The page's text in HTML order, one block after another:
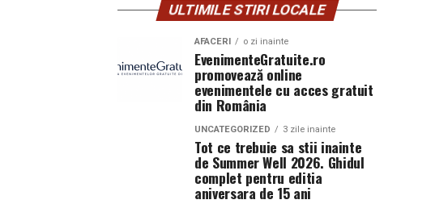
ULTIMILE STIRI LOCALE
AFACERI o zi inainte
EvenimenteGratuite.ro
promovează online
evenimentele cu acces gratuit
din România
UNCATEGORIZED 3 zile inainte
Tot ce trebuie sa stii inainte
de Summer Well 2026. Ghidul
complet pentru editia
aniversara de 15 ani